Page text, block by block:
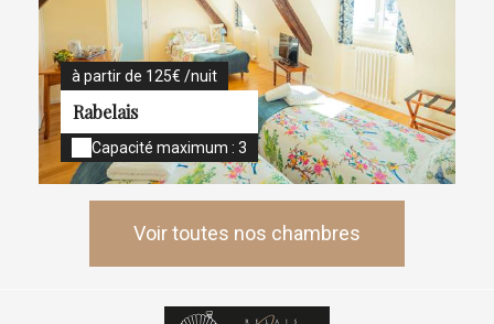
à partir de 125€ /nuit
Rabelais
Capacité maximum : 3
Voir toutes nos chambres